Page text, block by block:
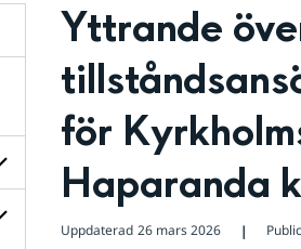
Yttrande
för
Haparanda
Uppdaterad 26 mars 2026 ❘